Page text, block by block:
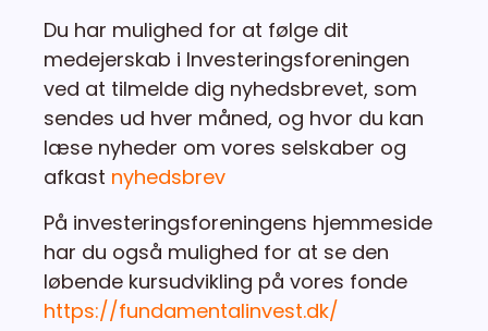
Du har mulighed for at følge dit
medejerskab i Investeringsforeningen
ved at tilmelde dig nyhedsbrevet, som
sendes ud hver måned, og hvor du kan
læse nyheder om vores selskaber og
afkast nyhedsbrev
På investeringsforeningens hjemmeside
har du også mulighed for at se den
løbende kursudvikling på vores fonde
https://fundamentalinvest.dk/